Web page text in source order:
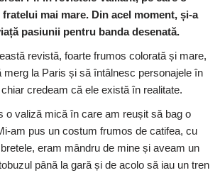
mai mare. Din acel moment, și-a
pasiunii pentru banda desenată.
revistă, foarte frumos colorată și mare,
merg la Paris și să întâlnesc personajele în
credeam că ele există în realitate.
o valiză mică în care am reușit să bag o
am pus un costum frumos de catifea, cu
eram mândru de mine și aveam un
până la gară și de acolo să iau un tren